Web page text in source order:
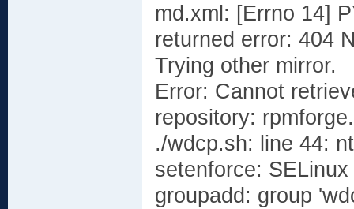
md.xml: [Errno 14]
returned error: 404
Trying other mirror.
Error: Cannot
repository:
./wdcp.sh: line 44:
setenforce:
groupadd: group